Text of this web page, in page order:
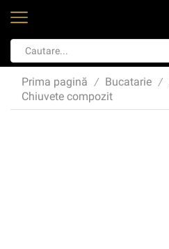
Prima pagină / Bucatarie /
Chiuvete compozit